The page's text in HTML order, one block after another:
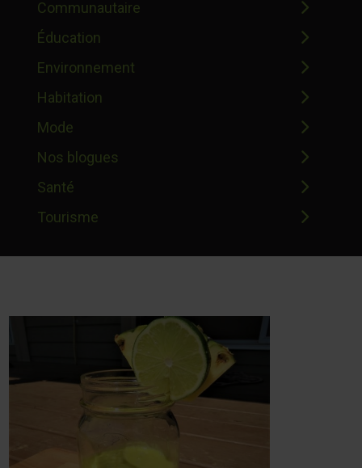
Communautaire
Éducation
Environnement
Habitation
Mode
Nos blogues
Santé
Tourisme